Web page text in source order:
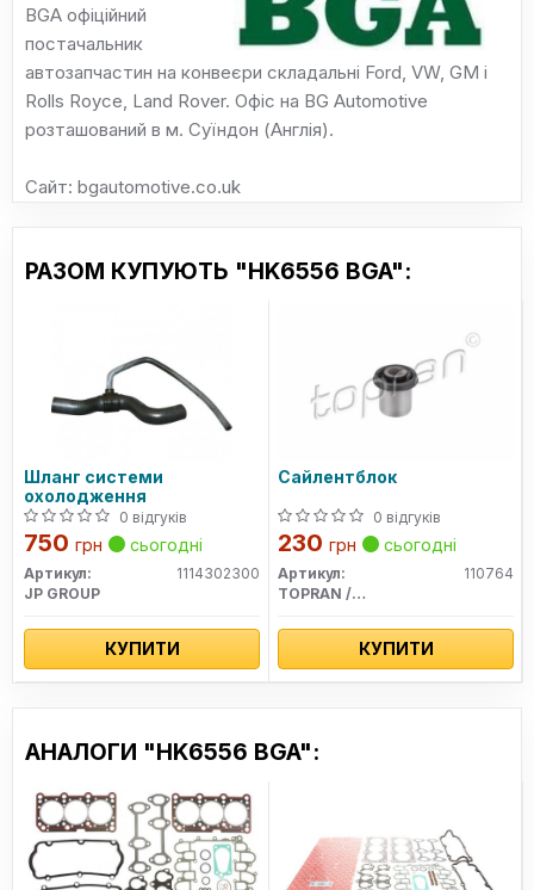
BGA офіційний
постачальник
автозапчастин на конвеєри складальні Ford, VW, GM і
Rolls Royce, Land Rover. Офіс на BG Automotive
розташований в м. Суїндон (Англія).
Сайт: bgautomotive.co.uk
РАЗОМ КУПУЮТЬ "HK6556 BGA":
Шланг системи
охолодження
0 відгуків
750 грн сьогодні
Артикул:
1114302300
JP GROUP
КУПИТИ
Сайлентблок
0 відгуків
230 грн сьогодні
Артикул:
110764
TOPRAN / HANS PRIES
КУПИТИ
АНАЛОГИ "HK6556 BGA":